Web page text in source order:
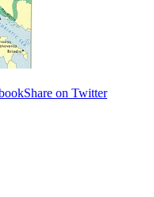
Share on Twitter